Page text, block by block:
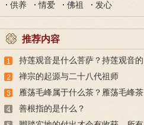
供养
情爱 佛祖 发心
推荐内容
持莲观音是什么菩萨？持莲观音的
故事
禅宗的起源与二十八代祖师
雁荡毛峰属于什么茶？雁荡毛峰茶
的特点与由来
善根指的是什么？